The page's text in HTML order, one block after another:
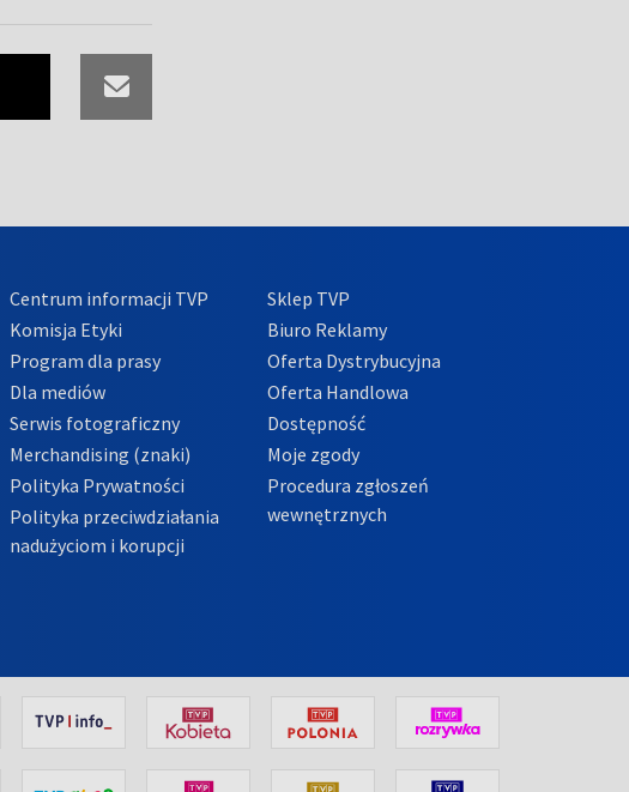
Centrum informacji TVP
Komisja Etyki
Program dla prasy
Dla mediów
Serwis fotograficzny
Merchandising (znaki)
Polityka Prywatności
Polityka przeciwdziałania
nadużyciom i korupcji
Sklep TVP
Biuro Reklamy
Oferta Dystrybucyjna
Oferta Handlowa
Dostępność
Moje zgody
Procedura zgłoszeń
wewnętrznych